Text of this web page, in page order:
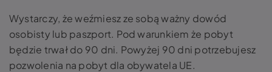
Wystarczy, że weźmiesz ze sobą ważny dowód
osobisty lub paszport. Pod warunkiem że pobyt
będzie trwał do 90 dni. Powyżej 90 dni potrzebujesz
pozwolenia na pobyt dla obywatela UE.